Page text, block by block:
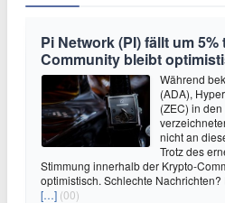
Pi Network (PI) fällt um
Community bleibt
Während
(ADA),
(ZEC) in
nicht an
Trotz des
Stimmung innerhalb der Krypto-
optimistisch. Schlechte
[…] (00)